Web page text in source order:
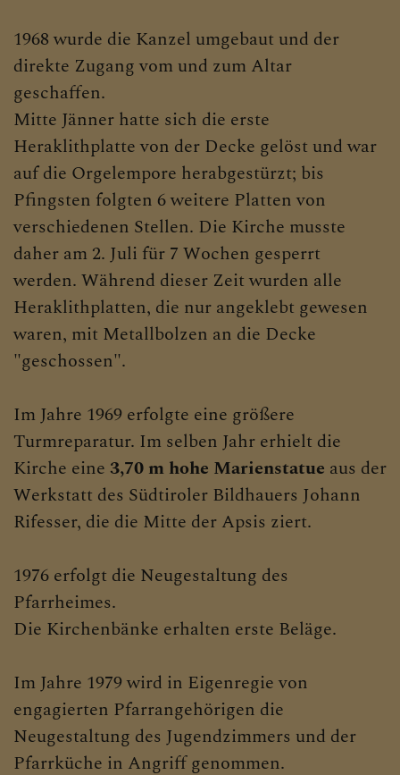
1968 wurde die Kanzel umgebaut und der
direkte Zugang vom und zum Altar
geschaffen.
Mitte Jänner hatte sich die erste
Heraklithplatte von der Decke gelöst und war
auf die Orgelempore herabgestürzt; bis
Pfingsten folgten 6 weitere Platten von
verschiedenen Stellen. Die Kirche musste
daher am 2. Juli für 7 Wochen gesperrt
werden. Während dieser Zeit wurden alle
Heraklithplatten, die nur angeklebt gewesen
waren, mit Metallbolzen an die Decke
"geschossen".
Im Jahre 1969 erfolgte eine größere
Turmreparatur. Im selben Jahr erhielt die
Kirche eine 3,70 m hohe Marienstatue aus der
Werkstatt des Südtiroler Bildhauers Johann
Rifesser, die die Mitte der Apsis ziert.
1976 erfolgt die Neugestaltung des
Pfarrheimes.
Die Kirchenbänke erhalten erste Beläge.
Im Jahre 1979 wird in Eigenregie von
engagierten Pfarrangehörigen die
Neugestaltung des Jugendzimmers und der
Pfarrküche in Angriff genommen.